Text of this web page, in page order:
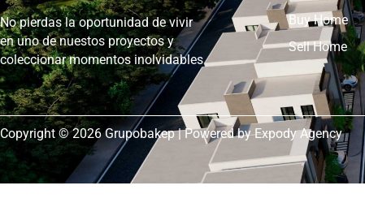
No pierdas la oportunidad de vivir
en uno de nuestos proyectos y
coleccionar momentos inolvidables
Buy Home
Sell Home
Copyright © 2026 Grupobakep | Powered by Expody Agency